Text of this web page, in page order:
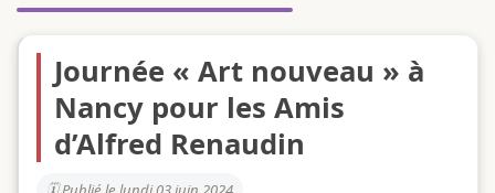
Journée « Art nouveau » à
Nancy pour les Amis
d’Alfred Renaudin